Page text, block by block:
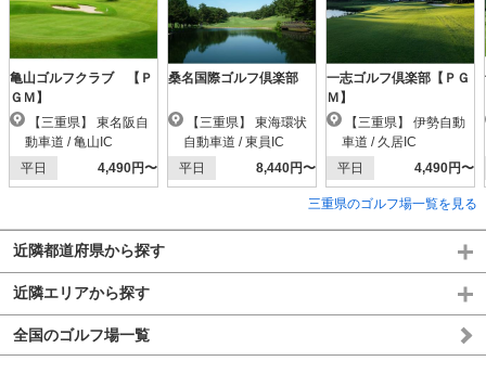
亀山ゴルフクラブ 【Ｐ
ＧＭ】
動車道 / 亀山IC
平日
4,490円〜
桑名国際ゴルフ倶楽部
自動車道 / 東員IC
平日
8,440円〜
一志ゴルフ倶楽部【ＰＧ
Ｍ】
車道 / 久居IC
平日
4,490円〜
三重県のゴルフ場一覧を見る
近隣都道府県から探す
近隣エリアから探す
全国のゴルフ場一覧